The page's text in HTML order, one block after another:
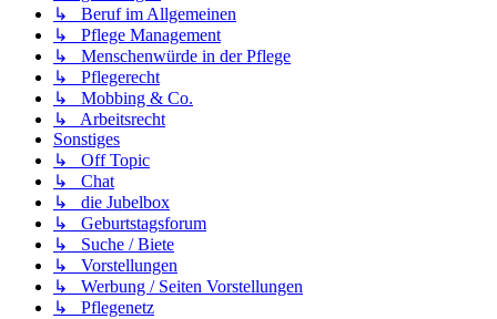
↳ Beruf im Allgemeinen
↳ Pflege Management
↳ Menschenwürde in der Pflege
↳ Pflegerecht
↳ Mobbing & Co.
↳ Arbeitsrecht
Sonstiges
↳ Off Topic
↳ Chat
↳ die Jubelbox
↳ Geburtstagsforum
↳ Suche / Biete
↳ Vorstellungen
↳ Werbung / Seiten Vorstellungen
↳ Pflegenetz